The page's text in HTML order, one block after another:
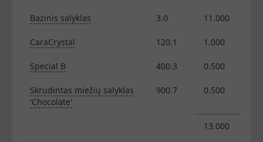
Bazinis salyklas 3.0 11.000
CaraCrystal 120.1 1.000
Special B 400.3 0.500
Skrudintas miežių salyklas
'Chocolate'
900.7 0.500
13.000